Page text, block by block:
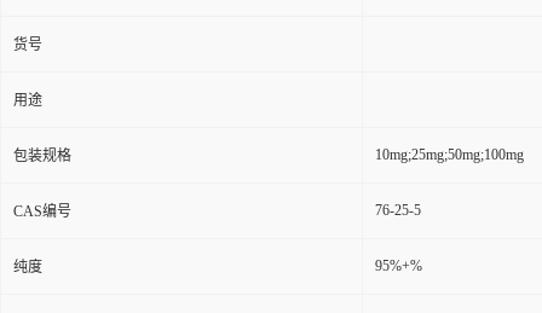
货号
用途
包装规格 10mg;25mg;50mg;100mg
CAS编号 76-25-5
纯度 95%+%